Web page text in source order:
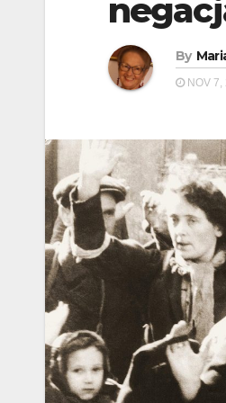
By
NOV 7,